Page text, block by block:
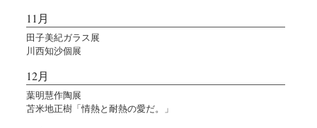
11月
田子美紀ガラス展
川西知沙個展
12月
葉明慧作陶展
苫米地正樹「情熱と耐熱の愛だ。」